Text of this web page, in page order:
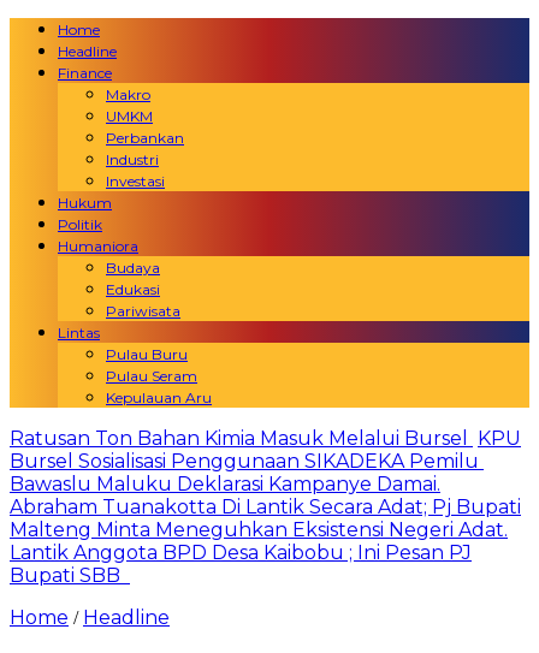
Home
Headline
Finance
Makro
UMKM
Perbankan
Industri
Investasi
Hukum
Politik
Humaniora
Budaya
Edukasi
Pariwisata
Lintas
Pulau Buru
Pulau Seram
Kepulauan Aru
Ratusan Ton Bahan Kimia Masuk Melalui Bursel
KPU
Bursel Sosialisasi Penggunaan SIKADEKA Pemilu
Bawaslu Maluku Deklarasi Kampanye Damai.
Abraham Tuanakotta Di Lantik Secara Adat; Pj Bupati
Malteng Minta Meneguhkan Eksistensi Negeri Adat.
Lantik Anggota BPD Desa Kaibobu ; Ini Pesan PJ
Bupati SBB
Home / Headline